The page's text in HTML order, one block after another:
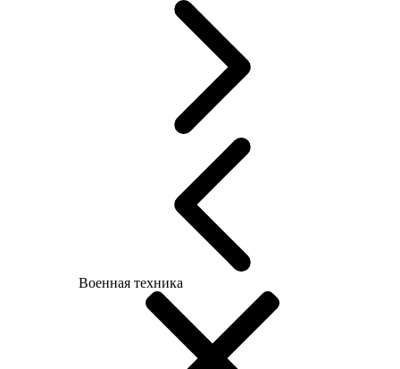
Военная техника